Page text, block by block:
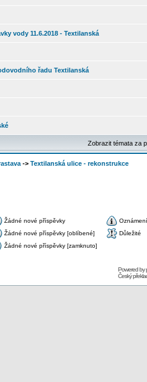
vody 11.6.2018 - Textilanská
řadu Textilanská
Zobrazit témata za
-> Textilanská ulice - rekonstrukce
Žádné nové příspěvky
Oznámení
Žádné nové příspěvky [oblíbené]
Důležité
Žádné nové příspěvky [zamknuto]
Powered by
Český